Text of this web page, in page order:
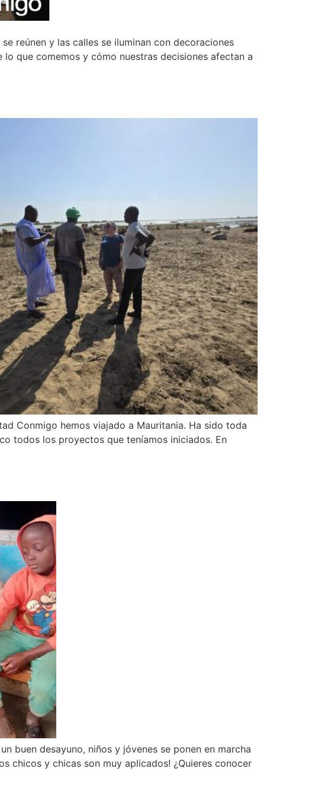
reúnen y las calles se iluminan con decoraciones
que comemos y cómo nuestras decisiones afectan a
Conmigo hemos viajado a Mauritania. Ha sido toda
todos los proyectos que teníamos iniciados. En
buen desayuno, niños y jóvenes se ponen en marcha
chicos y chicas son muy aplicados! ¿Quieres conocer